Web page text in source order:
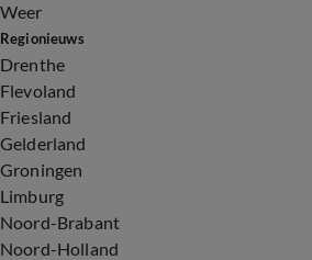
Weer
Regionieuws
Drenthe
Flevoland
Friesland
Gelderland
Groningen
Limburg
Noord-Brabant
Noord-Holland